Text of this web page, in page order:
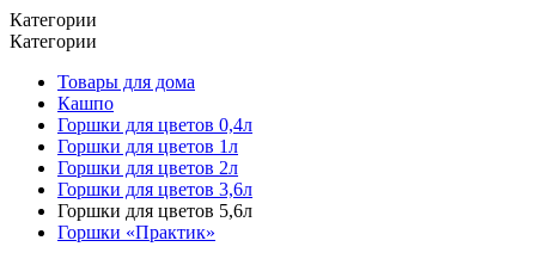
Категории
Категории
Товары для дома
Кашпо
Горшки для цветов 0,4л
Горшки для цветов 1л
Горшки для цветов 2л
Горшки для цветов 3,6л
Горшки для цветов 5,6л
Горшки «Практик»